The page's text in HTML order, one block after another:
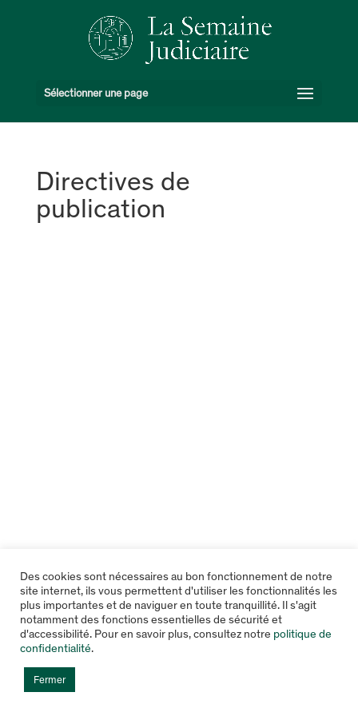
Sélectionner une page
Directives de
publication
Des cookies sont nécessaires au bon fonctionnement de notre
site internet, ils vous permettent d'utiliser les fonctionnalités les
plus importantes et de naviguer en toute tranquillité. Il s'agit
notamment des fonctions essentielles de sécurité et
d'accessibilité. Pour en savoir plus, consultez notre politique de
confidentialité.
Fermer